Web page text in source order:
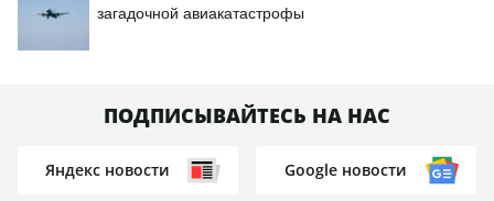
загадочной авиакатастрофы
ПОДПИСЫВАЙТЕСЬ НА НАС
Яндекс новости Google новости